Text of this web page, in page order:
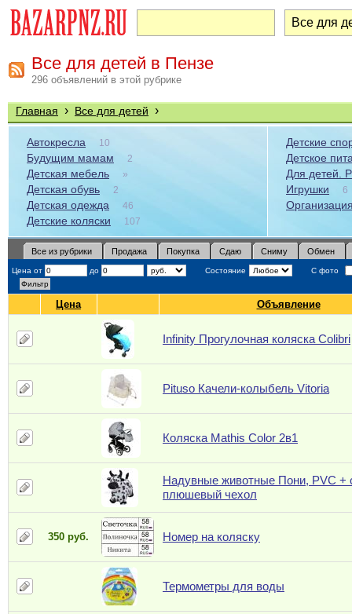
Все для детей в Пензе
296 объявлений в этой рубрике
Главная › Все для детей ›
Автокресла 10
Будущим мамам 2
Детская мебель »
Детская обувь 2
Детская одежда 46
Детские коляски 107
Детские
Детское
Для детей.
Игрушки
6
Все из рубрики Продажа Покупка Сдаю Сниму Обмен
Цена от до Состояние С фото
Цена Объявление
Infinity Прогулочная коляска Colibri
Pituso Качели-колыбель Vitoria
Коляска Mathis Color 2в1
Надувные животные Пони, PVC +
плюшевый чехол
350 руб. Номер на коляску
Термометры для воды